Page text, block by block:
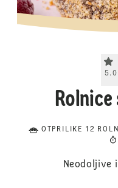
5.0
OTPRILIKE 12
Neodoljive